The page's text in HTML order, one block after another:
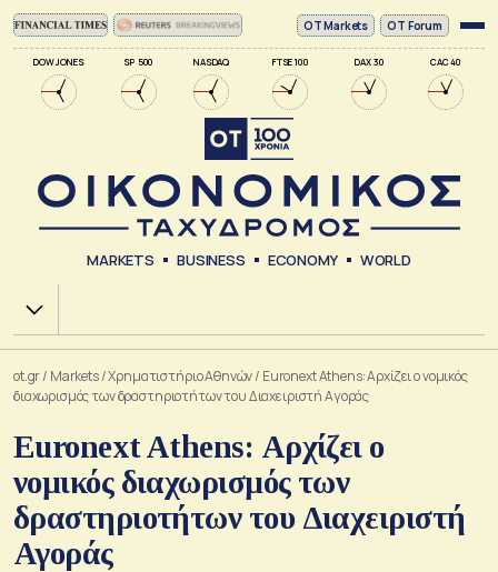
DOW JONES SP 500 NASDAQ FTSE 100 DAX 30 CAC 40
ΟΤ Markets OT Forum
MARKETS BUSINESS ECONOMY WORLD
Χ.Α.
ot.gr/ Markets/Xρηματιστήριο Αθηνών/ Euronext Athens: Αρχίζει ο νομικός
διαχωρισμός των δραστηριοτήτων του Διαχειριστή Αγοράς
Euronext Athens: Αρχίζει ο
νομικός διαχωρισμός των
δραστηριοτήτων του Διαχειριστή
Αγοράς